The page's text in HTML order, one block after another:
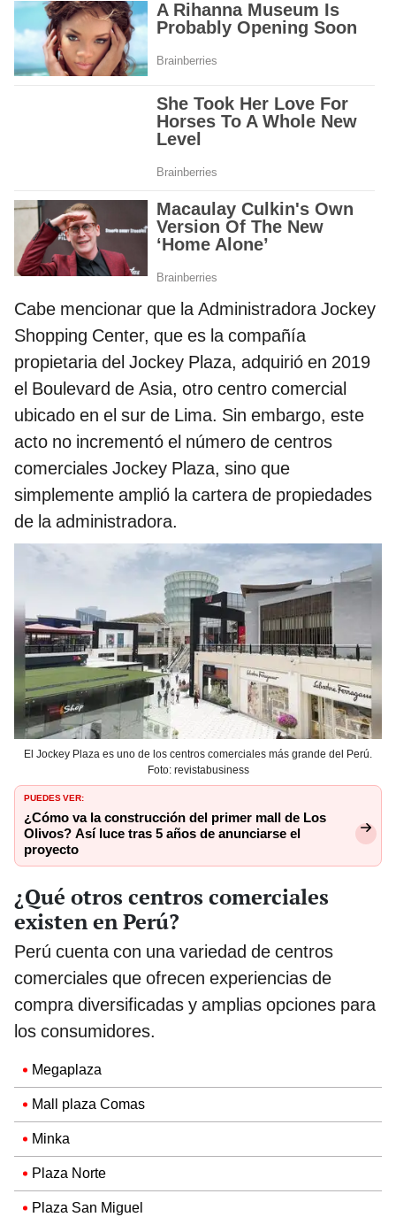
Cabe mencionar que la Administradora Jockey
Shopping Center, que es la compañía
propietaria del Jockey Plaza, adquirió en 2019
el Boulevard de Asia, otro centro comercial
ubicado en el sur de Lima. Sin embargo, este
acto no incrementó el número de centros
comerciales Jockey Plaza, sino que
simplemente amplió la cartera de propiedades
de la administradora.
El Jockey Plaza es uno de los centros comerciales más grande del Perú.
Foto: revistabusiness
PUEDES VER:
¿Cómo va la construcción del primer mall de Los
Olivos? Así luce tras 5 años de anunciarse el
proyecto
¿Qué otros centros comerciales
existen en Perú?
Perú cuenta con una variedad de centros
comerciales que ofrecen experiencias de
compra diversificadas y amplias opciones para
los consumidores.
Megaplaza
Mall plaza Comas
Minka
Plaza Norte
Plaza San Miguel